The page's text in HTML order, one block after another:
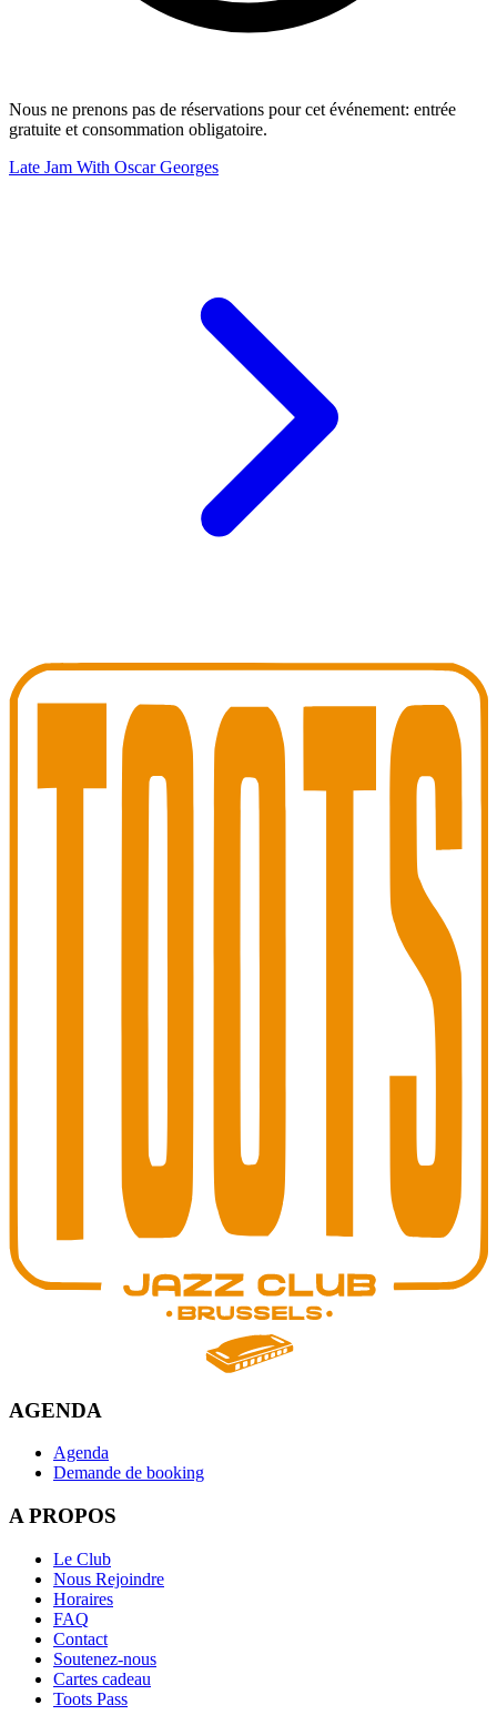
Nous ne prenons pas de réservations pour cet événement: entrée
gratuite et consommation obligatoire.
Late Jam With Oscar Georges
AGENDA
Agenda
Demande de booking
A PROPOS
Le Club
Nous Rejoindre
Horaires
FAQ
Contact
Soutenez-nous
Cartes cadeau
Toots Pass